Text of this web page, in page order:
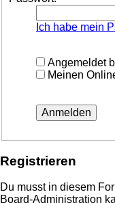
Ich habe mein
Angemeldet
Meinen
Registrieren
Du musst in diesem
Board-Administration